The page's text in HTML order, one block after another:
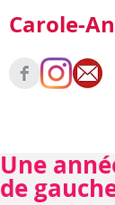
Carole-
Une
de